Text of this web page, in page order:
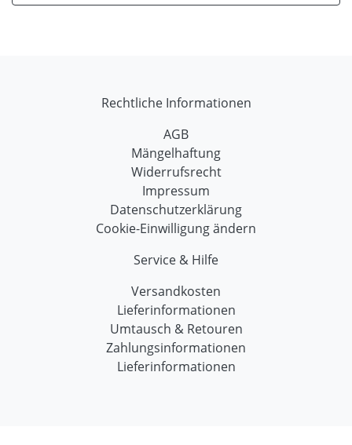
Rechtliche Informationen
AGB
Mängelhaftung
Widerrufsrecht
Impressum
Datenschutzerklärung
Cookie-Einwilligung ändern
Service & Hilfe
Versandkosten
Lieferinformationen
Umtausch & Retouren
Zahlungsinformationen
Lieferinformationen